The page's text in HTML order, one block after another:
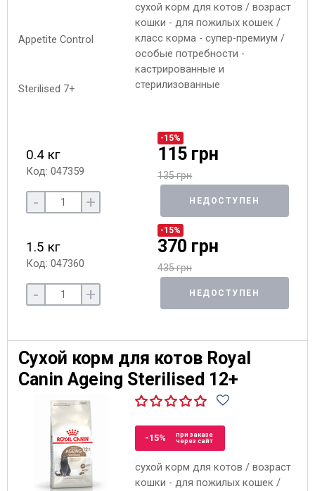
сухой корм для котов / возраст
кошки - для пожилых кошек /
класс корма - супер-премиум /
особые потребности -
кастрированные и
стерилизованные
0.4 кг
Код: 047359
-15%
115 грн
135 грн
- + НЕДОСТУПЕН
1.5 кг
Код: 047360
-15%
370 грн
435 грн
- + НЕДОСТУПЕН
Сухой корм для котов Royal
Canin Ageing Sterilised 12+
-15%
при заказе
через сайт
сухой корм для котов / возраст
кошки - для пожилых кошек /